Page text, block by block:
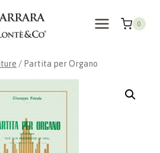
0
/ Partita per Organo